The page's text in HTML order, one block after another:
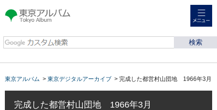
東京アルバム Tokyo
Album
東京アルバム > 東京デジタルアーカイブ > 完成した都営村山団地 1966年3月
完成した都営村山団地 1966年3月